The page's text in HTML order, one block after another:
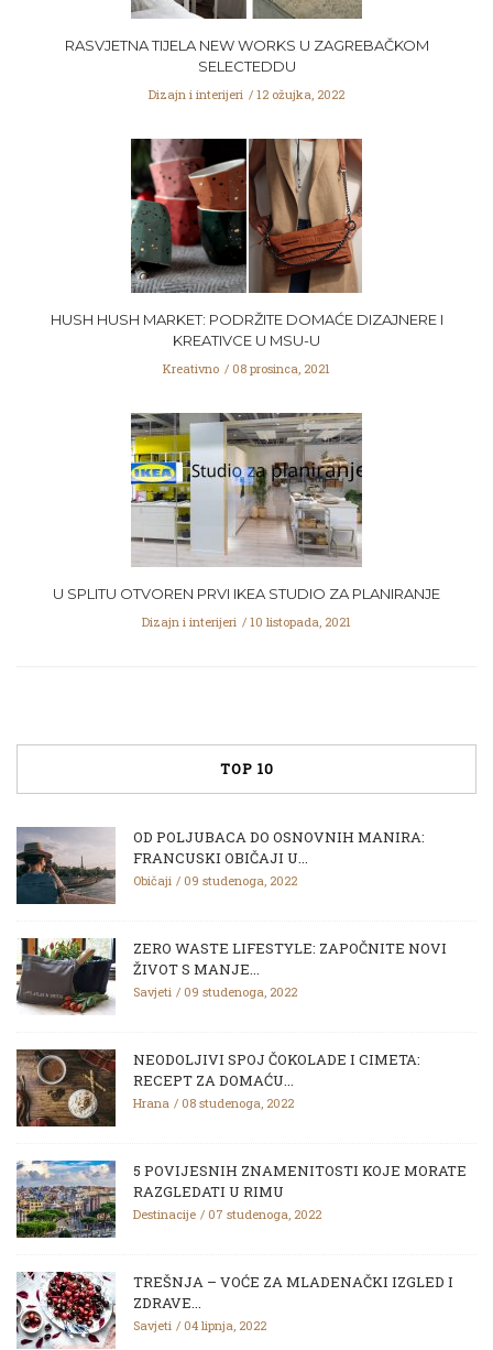
RASVJETNA TIJELA NEW WORKS U ZAGREBAČKOM
SELECTEDDU
Dizajn i interijeri 12 ožujka, 2022
HUSH HUSH MARKET: PODRŽITE DOMAĆE DIZAJNERE I
KREATIVCE U MSU-U
Kreativno 08 prosinca, 2021
U SPLITU OTVOREN PRVI IKEA STUDIO ZA PLANIRANJE
Dizajn i interijeri 10 listopada, 2021
TOP 10
OD POLJUBACA DO OSNOVNIH MANIRA:
FRANCUSKI OBIČAJI U...
Običaji 09 studenoga, 2022
ZERO WASTE LIFESTYLE: ZAPOČNITE NOVI
ŽIVOT S MANJE...
Savjeti 09 studenoga, 2022
NEODOLJIVI SPOJ ČOKOLADE I CIMETA:
RECEPT ZA DOMAĆU...
Hrana 08 studenoga, 2022
5 POVIJESNIH ZNAMENITOSTI KOJE MORATE
RAZGLEDATI U RIMU
Destinacije 07 studenoga, 2022
TREŠNJA – VOĆE ZA MLADENAČKI IZGLED I
ZDRAVE...
Savjeti 04 lipnja, 2022